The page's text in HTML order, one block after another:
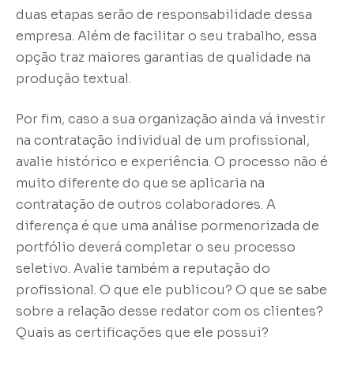
duas etapas serão de responsabilidade dessa
empresa. Além de facilitar o seu trabalho, essa
opção traz maiores garantias de qualidade na
produção textual.
Por fim, caso a sua organização ainda vá investir
na contratação individual de um profissional,
avalie histórico e experiência. O processo não é
muito diferente do que se aplicaria na
contratação de outros colaboradores. A
diferença é que uma análise pormenorizada de
portfólio deverá completar o seu processo
seletivo. Avalie também a reputação do
profissional. O que ele publicou? O que se sabe
sobre a relação desse redator com os clientes?
Quais as certificações que ele possui?